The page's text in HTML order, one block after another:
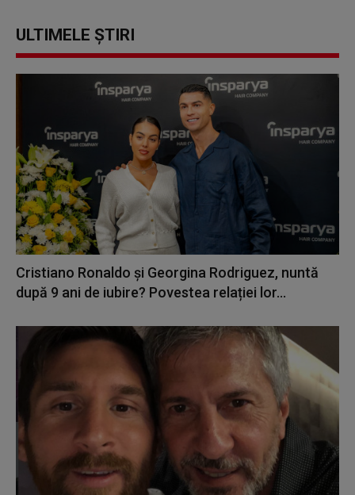
ULTIMELE ȘTIRI
Cristiano Ronaldo și Georgina Rodriguez, nuntă
după 9 ani de iubire? Povestea relației lor...